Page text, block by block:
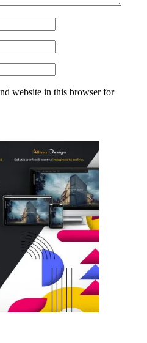
website in this browser for